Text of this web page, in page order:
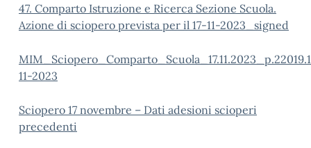
47. Comparto Istruzione e Ricerca Sezione Scuola.
Azione di sciopero prevista per il 17-11-2023_signed
11-2023
Sciopero 17 novembre – Dati adesioni scioperi
precedenti